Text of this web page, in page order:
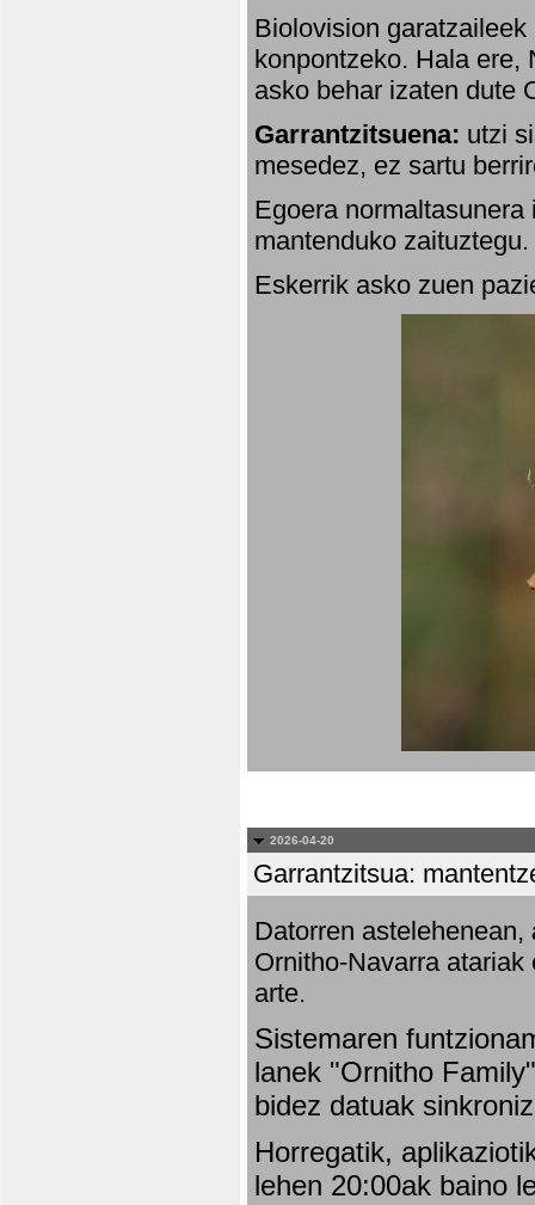
Biolovision
konpontzeko. Hala ere,
asko behar izaten dute
Garrantzitsuena: utzi
mesedez, ez sartu
Egoera
mantenduko
Eskerrik asko zuen
2026-04-20
Garrantzitsua:
Datorren astelehenean,
Ornitho-Navarra
arte.
Sistemaren
lanek "Ornitho
bidez datuak
Horregatik,
lehen 20:00ak baino